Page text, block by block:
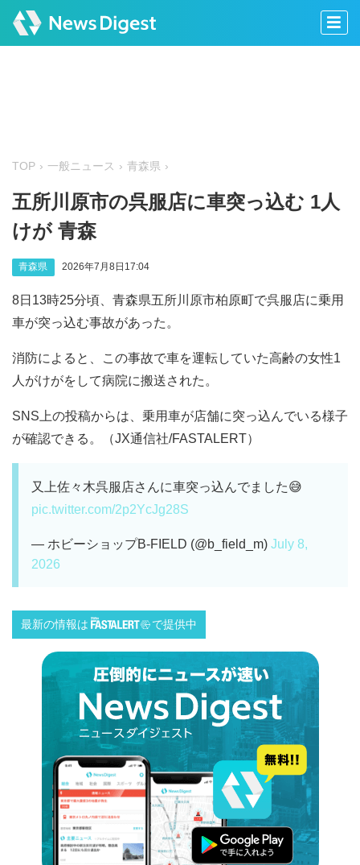
TOP 一般ニュース 青森県
五所川原市の呉服店に車突っ込む 1人
けが 青森
青森県 2026年7月8日17:04
8日13時25分頃、青森県五所川原市柏原町で呉服店に乗用
車が突っ込む事故があった。
消防によると、この事故で車を運転していた高齢の女性1
人がけがをして病院に搬送された。
SNS上の投稿からは、乗用車が店舗に突っ込んでいる様子
が確認できる。（JX通信社/FASTALERT）
又上佐々木呉服店さんに車突っ込んでました😅
pic.twitter.com/2p2YcJg28S
— ホビーショップB-FIELD (@b_field_m) July 8,
2026
最新の情報は で提供中